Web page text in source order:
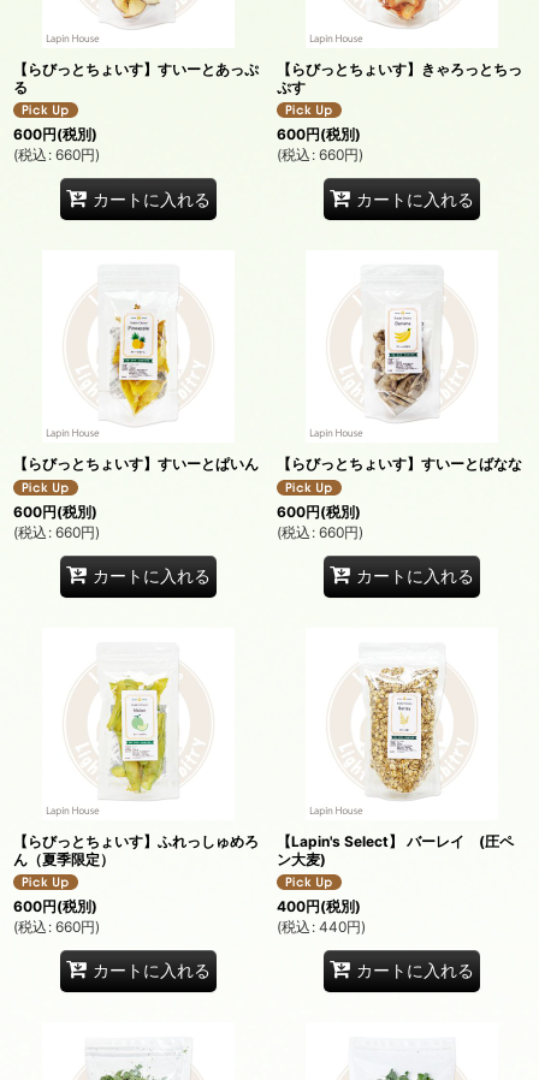
【らびっとちょいす】すいーとあっぷ
る
600円(税別)
(税込 : 660円)
カートに入れる
【らびっとちょいす】きゃろっとちっ
ぷす
600円(税別)
(税込 : 660円)
カートに入れる
【らびっとちょいす】すいーとぱいん
600円(税別)
(税込 : 660円)
カートに入れる
【らびっとちょいす】すいーとばなな
600円(税別)
(税込 : 660円)
カートに入れる
【らびっとちょいす】ふれっしゅめろ
ん（夏季限定）
600円(税別)
(税込 : 660円)
カートに入れる
【Lapin's Select】 バーレイ (圧ペ
ン大麦)
400円(税別)
(税込 : 440円)
カートに入れる